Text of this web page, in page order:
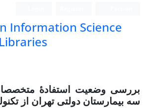
Information Science
بررسی وضعیت استفادۀ
سه بیمارستان دولتی تهران از